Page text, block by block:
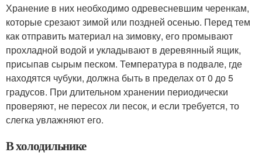
Хранение в них необходимо одревесневшим черенкам,
которые срезают зимой или поздней осенью. Перед тем
как отправить материал на зимовку, его промывают
прохладной водой и укладывают в деревянный ящик,
присыпав сырым песком. Температура в подвале, где
находятся чубуки, должна быть в пределах от 0 до 5
градусов. При длительном хранении периодически
проверяют, не пересох ли песок, и если требуется, то
слегка увлажняют его.
В холодильнике